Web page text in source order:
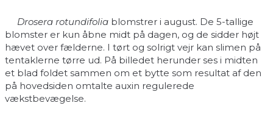
Drosera rotundifolia blomstrer i august. De 5-tallige
blomster er kun åbne midt på dagen, og de sidder højt
hævet over fælderne. I tørt og solrigt vejr kan slimen på
tentaklerne tørre ud. På billedet herunder ses i midten
et blad foldet sammen om et bytte som resultat af den
på hovedsiden omtalte auxin regulerede
vækstbevægelse.